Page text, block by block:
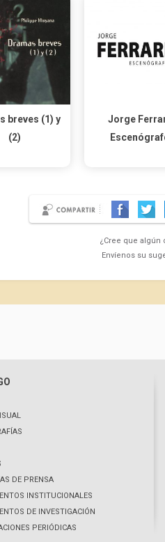
breves (1) y
(2)
Jorge
¿Cree que algún
Envíenos su
DE PRENSA
INSTITUCIONALES
DE INVESTIGACIÓN
PERIÓDICAS